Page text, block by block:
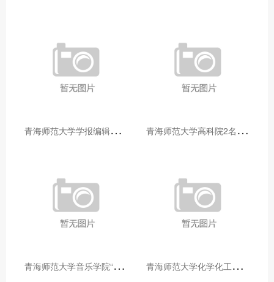
青
海师范大学学报编辑部赴大通县城关镇上毛佰胜村开展帮扶慰问活动 青
海师范大学高科院2名专家当选中国科学院院士
青
海师范大学音乐学院“青舞华章”本科舞蹈专业中期汇报圆满落幕 青
海师范大学化学化工学院开展铸牢中华民族共同体意识大讲堂活动